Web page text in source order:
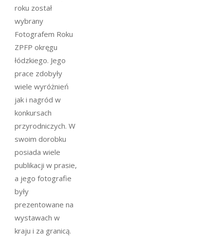
roku został
wybrany
Fotografem Roku
ZPFP okręgu
łódzkiego. Jego
prace zdobyły
wiele wyróżnień
jak i nagród w
konkursach
przyrodniczych. W
swoim dorobku
posiada wiele
publikacji w prasie,
a jego fotografie
były
prezentowane na
wystawach w
kraju i za granicą.